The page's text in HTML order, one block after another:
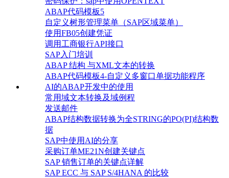
ABAP代码模板5
自定义树形管理菜单（SAP区域菜单）
使用FB05创建凭证
调用工商银行API接口
SAP入门培训
ABAP 结构 与XML文本的转换
ABAP代码模板4-自定义多窗口单据功能程序
AI的ABAP开发中的使用
常用域文本转换及域例程
发送邮件
ABAP结构数据转换为全STRING的PO(PI)结构数
据
SAP中使用AI的分享
采购订单ME21N创建关键点
SAP 销售订单的关键点详解
SAP ECC 与 SAP S/4HANA 的比较